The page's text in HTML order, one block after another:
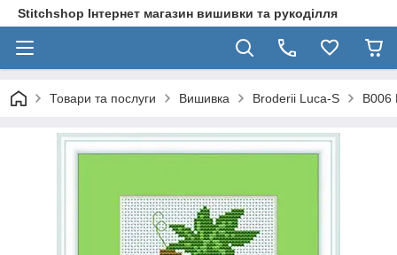
Stitchshop Інтернет магазин вишивки та рукоділля
Товари та послуги Вишивка Broderii Luca-S B006